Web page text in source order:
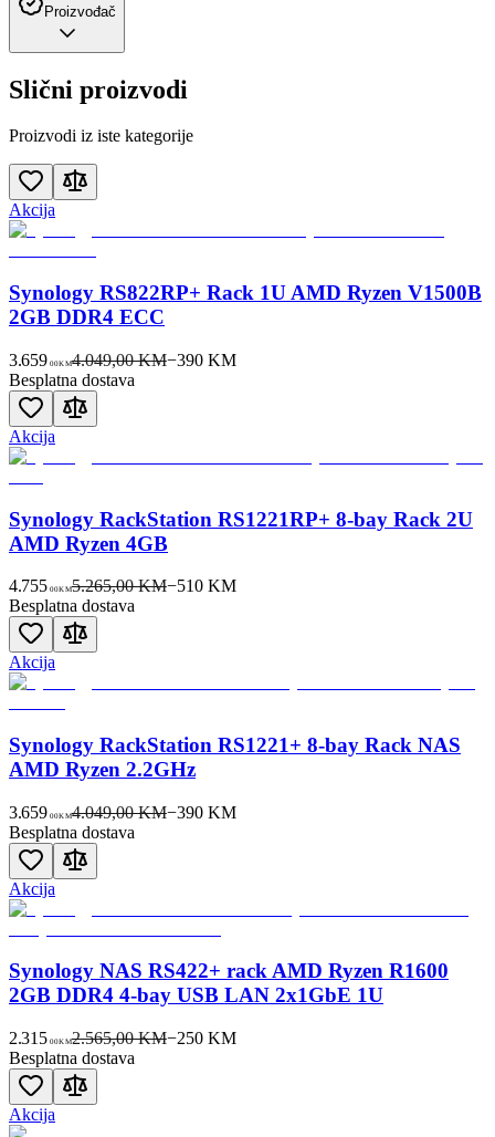
Proizvođač
Slični proizvodi
Proizvodi iz iste kategorije
Akcija
Synology RS822RP+ Rack 1U AMD Ryzen V1500B
2GB DDR4 ECC
3.659 00KM4.049,00 KM−390KM
Besplatna dostava
Akcija
Synology RackStation RS1221RP+ 8-bay Rack 2U
AMD Ryzen 4GB
4.755 00KM5.265,00 KM−510KM
Besplatna dostava
Akcija
Synology RackStation RS1221+ 8-bay Rack NAS
AMD Ryzen 2.2GHz
3.659 00KM4.049,00 KM−390KM
Besplatna dostava
Akcija
Synology NAS RS422+ rack AMD Ryzen R1600
2GB DDR4 4-bay USB LAN 2x1GbE 1U
2.315 00KM2.565,00 KM−250KM
Besplatna dostava
Akcija